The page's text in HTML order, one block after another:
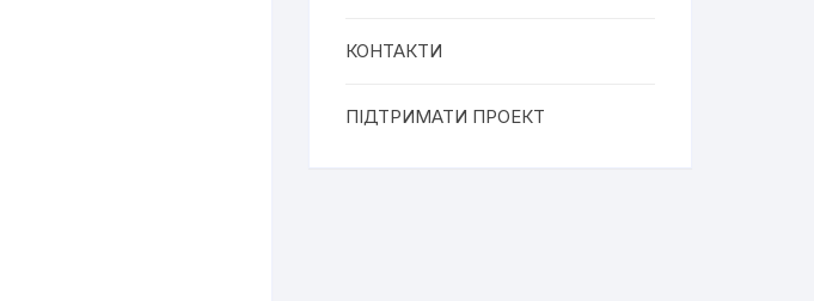
КОНТАКТИ
ПІДТРИМАТИ ПРОЕКТ